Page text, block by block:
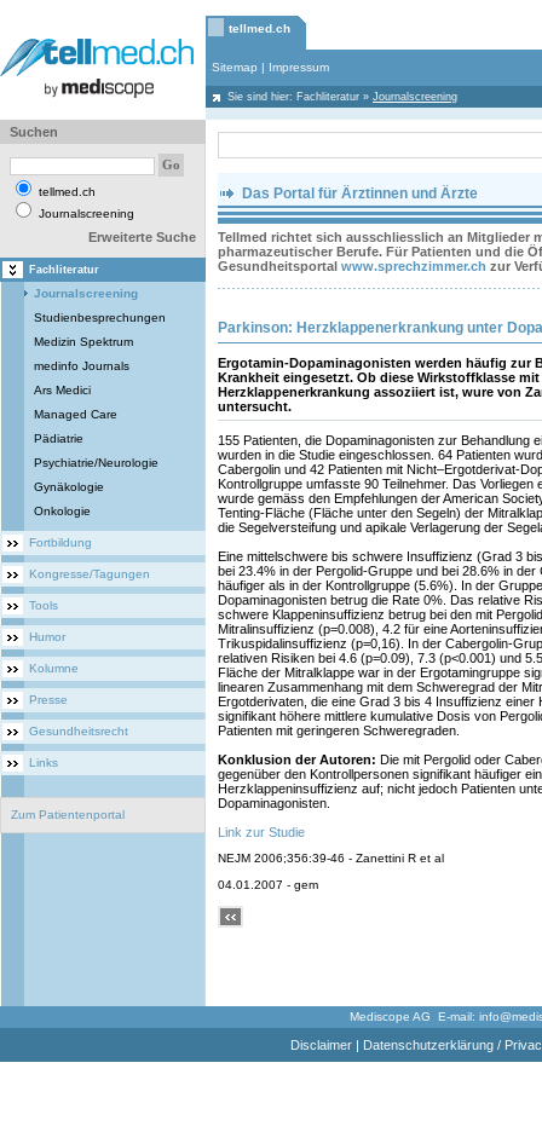
tellmed.ch
Sitemap | Impressum
Sie sind hier: Fachliteratur » Journalscreening
Suchen
tellmed.ch
Journalscreening
Erweiterte Suche
Fachliteratur
Journalscreening
Studienbesprechungen
Medizin Spektrum
medinfo Journals
Ars Medici
Managed Care
Pädiatrie
Psychiatrie/Neurologie
Gynäkologie
Onkologie
Fortbildung
Kongresse/Tagungen
Tools
Humor
Kolumne
Presse
Gesundheitsrecht
Links
Zum Patientenportal
Das Portal für Ärztinnen und Ärzte
Tellmed richtet sich ausschliesslich an Mitglieder
pharmazeutischer Berufe. Für Patienten und die
Gesundheitsportal www.sprechzimmer.ch zur
Parkinson: Herzklappenerkrankung unter
Ergotamin-Dopaminagonisten werden häufig zur
Krankheit eingesetzt. Ob diese Wirkstoffklasse
Herzklappenerkrankung assoziiert ist, wure von
untersucht.
155 Patienten, die Dopaminagonisten zur Behandlung
wurden in die Studie eingeschlossen. 64 Patienten
Cabergolin und 42 Patienten mit Nicht–Ergotderivat-
Kontrollgruppe umfasste 90 Teilnehmer. Das Vorliegen
wurde gemäss den Empfehlungen der American
Tenting-Fläche (Fläche unter den Segeln) der
die Segelversteifung und apikale Verlagerung der
Eine mittelschwere bis schwere Insuffizienz (Grad 3
bei 23.4% in der Pergolid-Gruppe und bei 28.6% in
häufiger als in der Kontrollgruppe (5.6%). In der
Dopaminagonisten betrug die Rate 0%. Das relative
schwere Klappeninsuffizienz betrug bei den mit
Mitralinsuffizienz (p=0.008), 4.2 für eine
Trikuspidalinsuffizienz (p=0,16). In der Cabergolin-
relativen Risiken bei 4.6 (p=0.09), 7.3 (p<0.001) und
Fläche der Mitralklappe war in der Ergotamingruppe
linearen Zusammenhang mit dem Schweregrad der
Ergotderivaten, die eine Grad 3 bis 4 Insuffizienz einer
signifikant höhere mittlere kumulative Dosis von
Patienten mit geringeren Schweregraden.
Konklusion der Autoren: Die mit Pergolid oder
gegenüber den Kontrollpersonen signifikant häufiger
Herzklappeninsuffizienz auf; nicht jedoch Patienten
Dopaminagonisten.
Link zur Studie
NEJM 2006;356:39-46 - Zanettini R et al
04.01.2007 - gem
Mediscope AG E-mail:
Disclaimer| Datenschutzerklärung /